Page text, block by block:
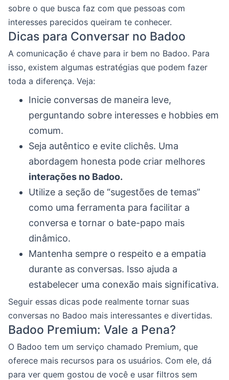
sobre o que busca faz com que pessoas com
interesses parecidos queiram te conhecer.
Dicas para Conversar no Badoo
A comunicação é chave para ir bem no Badoo. Para
isso, existem algumas estratégias que podem fazer
toda a diferença. Veja:
Inicie conversas de maneira leve,
perguntando sobre interesses e hobbies em
comum.
Seja autêntico e evite clichês. Uma
abordagem honesta pode criar melhores
interações no Badoo.
Utilize a seção de “sugestões de temas”
como uma ferramenta para facilitar a
conversa e tornar o bate-papo mais
dinâmico.
Mantenha sempre o respeito e a empatia
durante as conversas. Isso ajuda a
estabelecer uma conexão mais significativa.
Seguir essas dicas pode realmente tornar suas
conversas no Badoo mais interessantes e divertidas.
Badoo Premium: Vale a Pena?
O Badoo tem um serviço chamado Premium, que
oferece mais recursos para os usuários. Com ele, dá
para ver quem gostou de você e usar filtros sem